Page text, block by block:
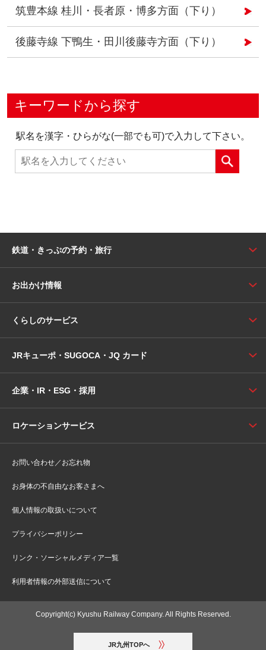
筑豊本線 桂川・長者原・博多方面（下り）
後藤寺線 下鴨生・田川後藤寺方面（下り）
キーワードから探す
駅名を漢字・ひらがな(一部でも可)で入力して下さい。
鉄道・きっぷの予約・旅行
お出かけ情報
くらしのサービス
JRキューポ・SUGOCA・JQ カード
企業・IR・ESG・採用
ロケーションサービス
お問い合わせ／お忘れ物
お身体の不自由なお客さまへ
個人情報の取扱いについて
プライバシーポリシー
リンク・ソーシャルメディア一覧
利用者情報の外部送信について
Copyright(c) Kyushu Railway Company. All Rights Reserved.
JR九州TOPへ